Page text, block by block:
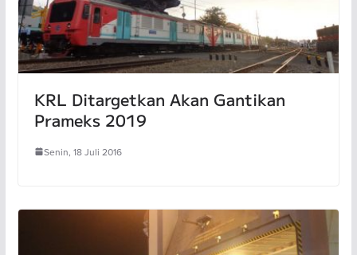
KRL Ditargetkan Akan Gantikan
Prameks 2019
Senin, 18 Juli 2016